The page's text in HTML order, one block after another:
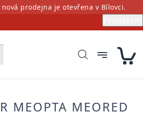
prodejna je otevřena v Bílovci.
MEOPTA MEORED